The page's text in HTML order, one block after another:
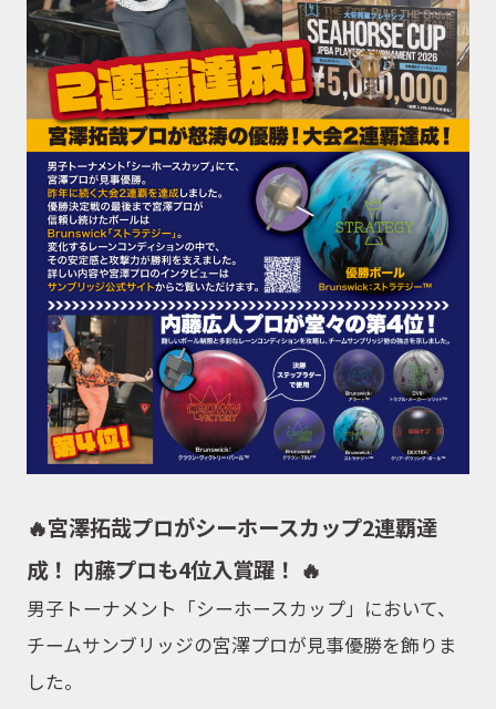
🔥宮澤拓哉プロがシーホースカップ2連覇達
成！ 内藤プロも4位入賞躍！ 🔥
男子トーナメント「シーホースカップ」において、
チームサンブリッジの宮澤プロが見事優勝を飾りま
した。